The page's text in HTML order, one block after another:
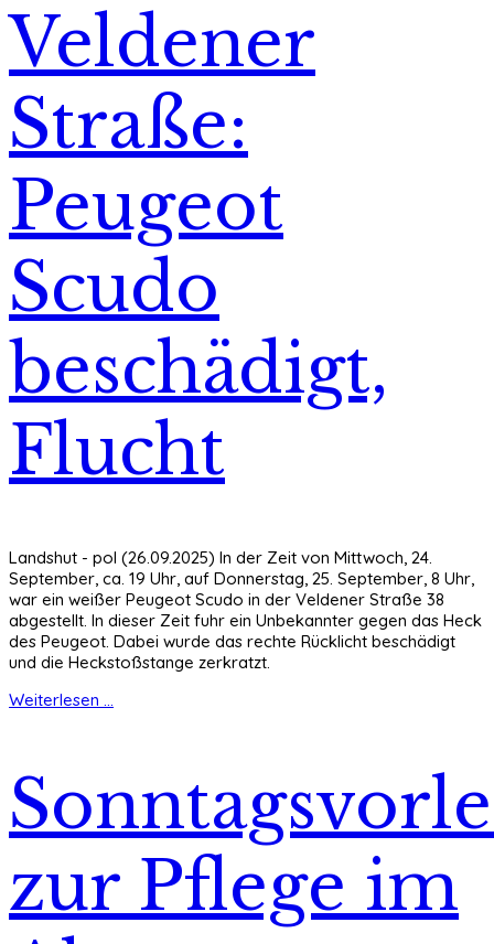
Veldener
Straße:
Peugeot
Scudo
beschädigt,
Flucht
Landshut - pol (26.09.2025) In der Zeit von Mittwoch, 24.
September, ca. 19 Uhr, auf Donnerstag, 25. September, 8 Uhr,
war ein weißer Peugeot Scudo in der Veldener Straße 38
abgestellt. In dieser Zeit fuhr ein Unbekannter gegen das Heck
des Peugeot. Dabei wurde das rechte Rücklicht beschädigt
und die Heckstoßstange zerkratzt.
Weiterlesen ...
zur Pflege im